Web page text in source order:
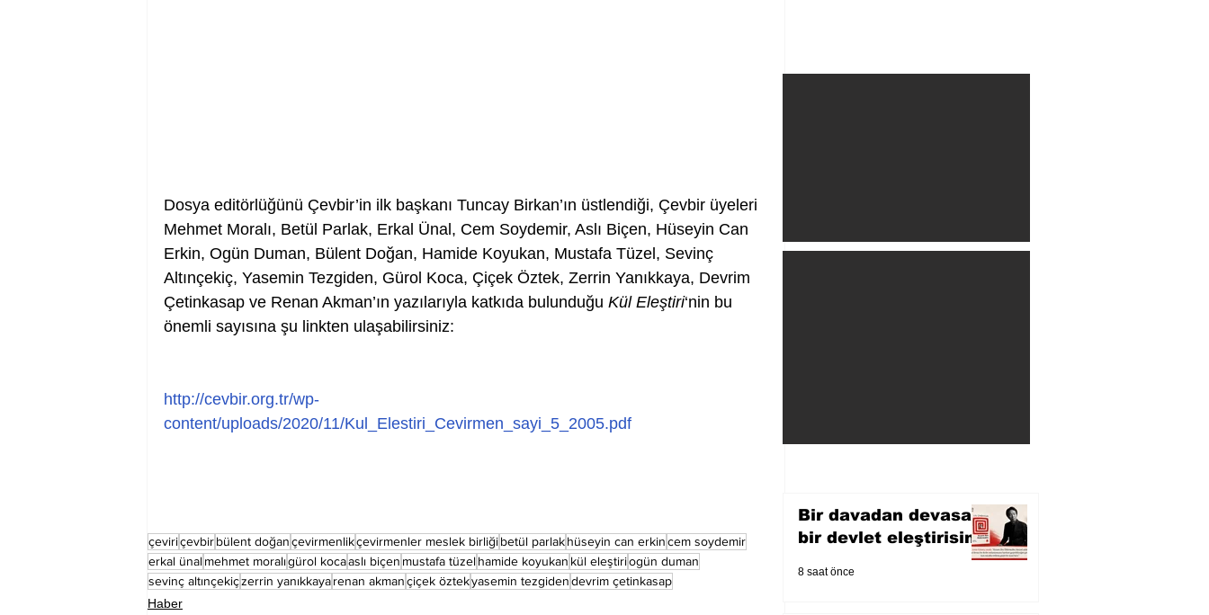
Dosya editörlüğünü Çevbir’in ilk başkanı Tuncay Birkan’ın üstlendiği, Çevbir üyeleri
Mehmet Moralı, Betül Parlak, Erkal Ünal, Cem Soydemir, Aslı Biçen, Hüseyin Can
Erkin, Ogün Duman, Bülent Doğan, Hamide Koyukan, Mustafa Tüzel, Sevinç
Altınçekiç, Yasemin Tezgiden, Gürol Koca, Çiçek Öztek, Zerrin Yanıkkaya, Devrim
Çetinkasap ve Renan Akman’ın yazılarıyla katkıda bulunduğu Kül Eleştiri‘nin bu
önemli sayısına şu linkten ulaşabilirsiniz:
http://cevbir.org.tr/wp-
content/uploads/2020/11/Kul_Elestiri_Cevirmen_sayi_5_2005.pdf
çeviriçevbirbülent doğançevirmenlikçevirmenler meslek birliğibetül parlakhüseyin can erkincem soydemir
erkal ünalmehmet moralıgürol kocaaslı biçen mustafa tüzelhamide koyukan kül eleştiriogün duman
sevinç altınçekiçzerrin yanıkkayarenan akmançiçek öztekyasemin tezgidendevrim çetinkasap
Haber
Bir davadan devasa
bir devlet eleştirisine
8 saat önce